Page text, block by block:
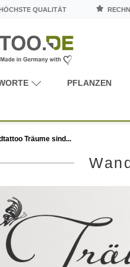
QUALITÄT
PFLANZEN
Träume sind...